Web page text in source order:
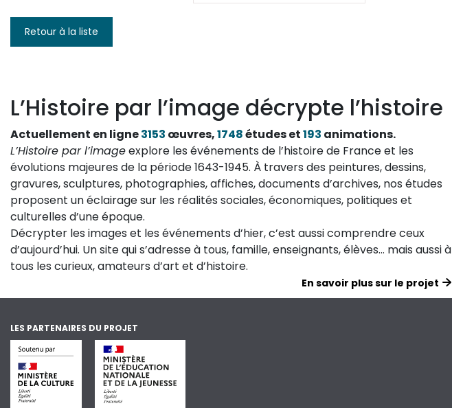
Retour à la liste
L’Histoire par l’image décrypte l’histoire
Actuellement en ligne3153 œuvres,1748études et193 animations.
L’Histoire par l’imageexplore les événements de l’histoire de France et les
évolutions majeures de la période 1643-1945. À travers des peintures, dessins,
gravures, sculptures, photographies, affiches, documents d’archives, nos études
proposent un éclairage sur les réalités sociales, économiques, politiques et
culturelles d’une époque.
Décrypter les images et les événements d’hier, c’est aussi comprendre ceux
d’aujourd’hui. Un site qui s’adresse à tous, famille, enseignants, élèves… mais aussi à
tous les curieux, amateurs d’art et d’histoire.
En savoir plus sur le projet
LES PARTENAIRES DU PROJET